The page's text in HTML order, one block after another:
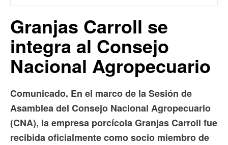
Granjas Carroll se
integra al Consejo
Nacional Agropecuario
Comunicado. En el marco de la Sesión de
Asamblea del Consejo Nacional Agropecuario
(CNA), la empresa porcícola Granjas Carroll fue
recibida oficialmente como socio miembro de